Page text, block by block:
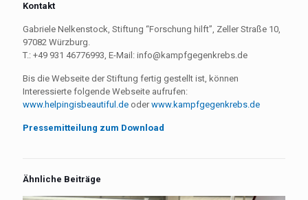
Kontakt
Gabriele Nelkenstock, Stiftung “Forschung hilft”, Zeller Straße 10,
97082 Würzburg.
T.: +49 931 46776993, E-Mail: info@kampfgegenkrebs.de
Bis die Webseite der Stiftung fertig gestellt ist, können
Interessierte folgende Webseite aufrufen:
www.helpingisbeautiful.de oderwww.kampfgegenkrebs.de
Pressemitteilung zum Download
Ähnliche Beiträge